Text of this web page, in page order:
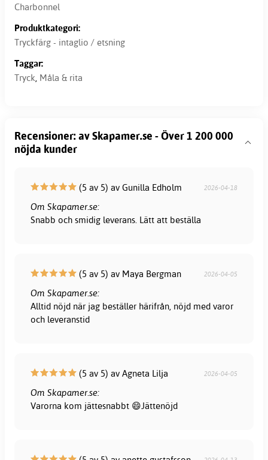
Charbonnel
Produktkategori:
Tryckfärg - intaglio / etsning
Taggar:
Tryck, Måla & rita
Recensioner: av Skapamer.se - Över 1 200 000
nöjda kunder
(5 av 5) av Gunilla Edholm 2026-04-18
Om Skapamer.se:
Snabb och smidig leverans. Lätt att beställa
(5 av 5) av Maya Bergman 2026-04-05
Om Skapamer.se:
Alltid nöjd när jag beställer härifrån, nöjd med varor
och leveranstid
(5 av 5) av Agneta Lilja 2026-04-05
Om Skapamer.se:
Varorna kom jättesnabbt 😄Jättenöjd